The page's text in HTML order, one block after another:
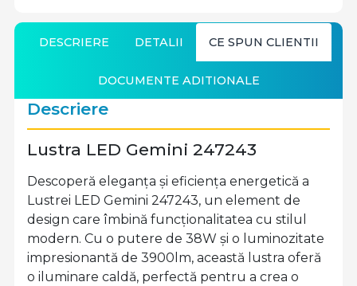
DESCRIERE DETALII CE SPUN CLIENTII
DOCUMENTE ADITIONALE
Descriere
Lustra LED Gemini 247243
Descoperă eleganța și eficiența energetică a
Lustrei LED Gemini 247243, un element de
design care îmbină funcționalitatea cu stilul
modern. Cu o putere de 38W și o luminozitate
impresionantă de 3900lm, această lustra oferă
o iluminare caldă, perfectă pentru a crea o